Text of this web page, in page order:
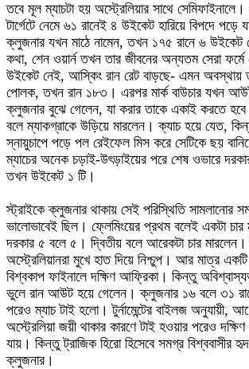
তবে মূল ম্যাচটা হয় অস্ট্রেলিয়ার সাথে
টার্গেটে নেমে ৬১ রানেই ৪ উইকেট হারিয়ে বিপদে পড়ে
ক্লুজনার যখন মাঠে নামেন, তখন ১৭৫ রানে ৬ উইকেট
কথা, শেন ওয়ার্ন তখন তার জীবনের অন্যতম সেরা ফর্মে
উইকেট নেই, আস্কিং রান রেট বাড়ছে- এমন অবস্থায়
পোলক, তখন রান ১৮৩। এরপর মার্ক বাউচার যখন
ক্লুজনার বুঝে গেলেন, যা করার তাকে একাই করতে
বলে ম্যাকগ্রাকে উড়িয়ে মারলেন। ক্যাচ হয়ে যেত,
স্নায়ুচাপে পড়ে পল রেইফেল মিস করে সেটিকে ছয়
ম্যাচের অনেক চড়াই-উৎড়াইয়ের পরে শেষ ওভারে
তখন উইকেট ১ টি।
স্ট্রাইকে ক্লুজনার থাকায় সেই পরিস্থিতি সামলানোর
ভালোভাবেই ছিল। ফ্লেমিংয়ের প্রথম বলেই একটা চার
দরকার ৫ বলে ৫। দ্বিতীয় বলে আরেকটা চার মারলেন।
অস্ট্রেলিয়ানরা মুখে হাত দিয়ে নিশ্চুপ। আর মাত্র
বিশ্বকাপ ফাইনালে দক্ষিণ আফ্রিকা। কিন্তু
ভুলে রান আউট হয়ে গেলেন। ক্লুজনার ১৬ বলে ৩১
পরেও ম্যাচ টাই হলো। টুর্নামেন্টের বাইলজ অনুযায়ী,
অস্ট্রেলিয়া জয়ী থাকার কারণে টাই হওয়ার পরেও
যায়। কিন্তু ট্রাজিক হিরো হিসেবে সমগ্র বিশ্ববাসীর
ক্লুজনার।